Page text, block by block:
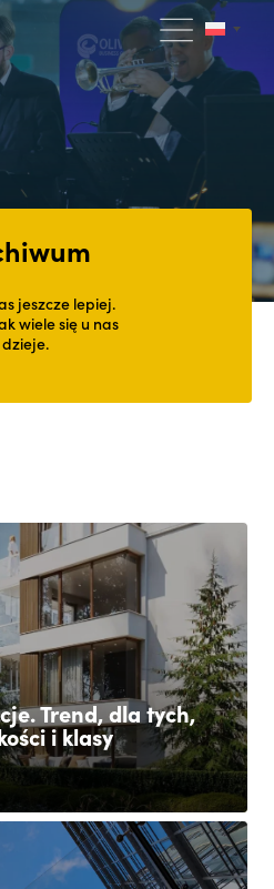
jeszcze lepiej.
wiele się u nas
dzieje.
Trend, dla tych,
i klasy